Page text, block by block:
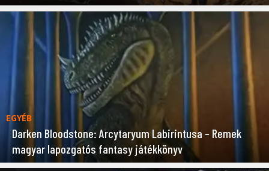
EGYÉB
Darken Bloodstone: Arcytaryum Labirintusa – Remek
magyar lapozgatós fantasy játékkönyv